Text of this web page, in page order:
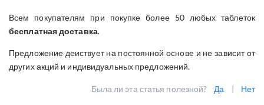
Всем покупателям при покупке более 50 любых таблеток
бесплатная доставка.
Предложение деиствует на постоянной основе и не зависит от
других акций и индивидуальных предложений.
Была ли эта статья полезной? Да | Нет